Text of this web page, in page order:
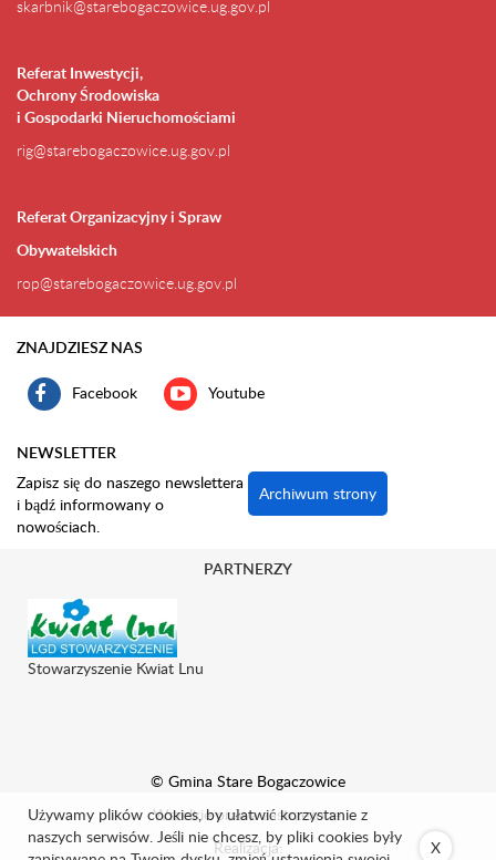
skarbnik@starebogaczowice.ug.gov.pl
Referat Inwestycji,
Ochrony Środowiska
i Gospodarki Nieruchomościami
rig@starebogaczowice.ug.gov.pl
Referat Organizacyjny i Spraw
Obywatelskich
rop@starebogaczowice.ug.gov.pl
ZNAJDZIESZ NAS
Facebook Youtube
NEWSLETTER
Zapisz się do naszego newslettera
i bądź informowany o
nowościach.
Archiwum strony
© Gmina Stare Bogaczowice
Wszelkie prawa zastrzeżone.
Realizacja:
PARTNERZY
Stowarzyszenie Kwiat Lnu
Używamy plików cookies, by ułatwić korzystanie z
naszych serwisów. Jeśli nie chcesz, by pliki cookies były
X